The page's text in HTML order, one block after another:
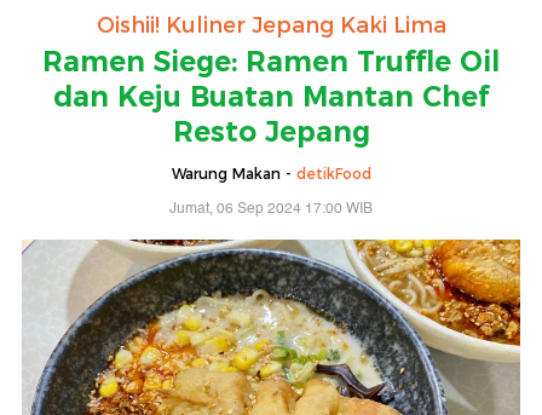
Oishii! Kuliner Jepang Kaki Lima
Ramen Siege: Ramen Truffle Oil
dan Keju Buatan Mantan Chef
Resto Jepang
Warung Makan - detikFood
Jumat, 06 Sep 2024 17:00 WIB